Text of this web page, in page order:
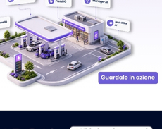
DI LIVORNO DELUSE LE